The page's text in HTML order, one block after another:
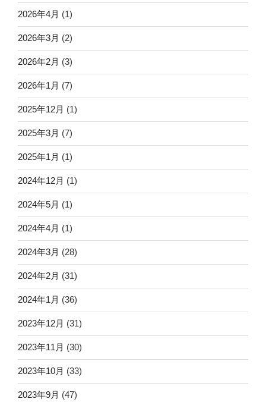
2026年4月 (1)
2026年3月 (2)
2026年2月 (3)
2026年1月 (7)
2025年12月 (1)
2025年3月 (7)
2025年1月 (1)
2024年12月 (1)
2024年5月 (1)
2024年4月 (1)
2024年3月 (28)
2024年2月 (31)
2024年1月 (36)
2023年12月 (31)
2023年11月 (30)
2023年10月 (33)
2023年9月 (47)